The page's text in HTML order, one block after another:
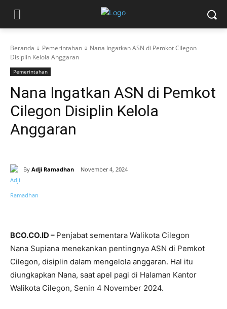
Beranda Pemerintahan
Nana Ingatkan ASN di Pemkot Cilegon
Disiplin Kelola Anggaran
Pemerintahan
Nana Ingatkan ASN di Pemkot
Cilegon Disiplin Kelola
Anggaran
By Adji Ramadhan November 4, 2024
BCO.CO.ID – Penjabat sementara Walikota Cilegon
Nana Supiana menekankan pentingnya ASN di Pemkot
Cilegon, disiplin dalam mengelola anggaran. Hal itu
diungkapkan Nana, saat apel pagi di Halaman Kantor
Walikota Cilegon, Senin 4 November 2024.